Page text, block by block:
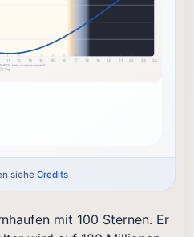
11 12 13 14 15 16 17 18 19 20 21 22 23 24
Tag
MESZ) · Höhe über Horizont ab 0°
sieheCredits
mit 100 Sternen. Er